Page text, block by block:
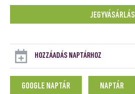
JEGYVÁSÁRLÁS
HOZZÁADÁS NAPTÁRHOZ
GOOGLE NAPTÁR NAPTÁR